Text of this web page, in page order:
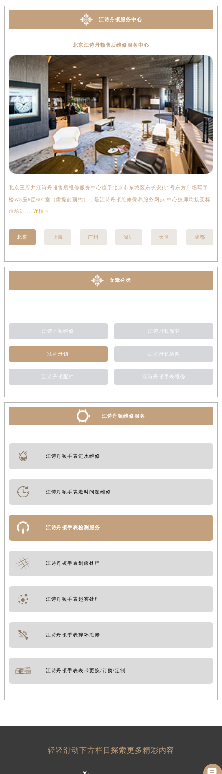
江诗丹顿服务中心
北京江诗丹顿售后维修服务中心
北京王府井江诗丹顿售后维修服务中心位于北京市东城区东长安街1号东方广场写字
楼W3座6层602室（需提前预约），是江诗丹顿维修保养服务网点,中心技师均接受标
准培训.... 详情 >
北京 上海 广州 深圳 天津 成都
文章分类
江诗丹顿维修 江诗丹顿保养
江诗丹顿 江诗丹顿新闻
江诗丹顿配件 江诗丹顿手表维修
江诗丹顿维修服务
江诗丹顿手表进水维修
江诗丹顿手表走时问题维修
江诗丹顿手表检测服务
江诗丹顿手表划痕处理
江诗丹顿手表起雾处理
江诗丹顿手表摔坏维修
江诗丹顿手表表带更换/订购/定制
轻轻滑动下方栏目探索更多精彩内容